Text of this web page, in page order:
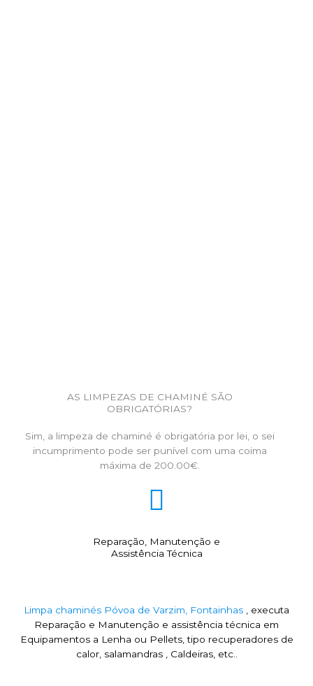
AS LIMPEZAS DE CHAMINÉ SÃO
OBRIGATÓRIAS?
Sim, a limpeza de chaminé é obrigatória por lei, o sei
incumprimento pode ser punível com uma coima
máxima de 200.00€.
Reparação, Manutenção e
Assistência Técnica
Limpa chaminés Póvoa de Varzim, Fontainhas , executa
Reparação e Manutenção e assistência técnica em
Equipamentos a Lenha ou Pellets, tipo recuperadores de
calor, salamandras , Caldeiras, etc..